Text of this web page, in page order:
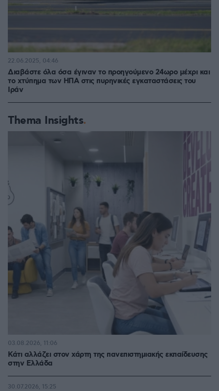
Διαβάστε όλα όσα έγιναν το προηγούμενο 24ωρο μέχρι και
το χτύπημα των ΗΠΑ στις πυρηνικές εγκαταστάσεις του
Ιράν
22.06.2025, 04:46
Thema Insights
Κάτι αλλάζει στον χάρτη της πανεπιστημιακής εκπαίδευσης
στην Ελλάδα
03.08.2026, 11:06
30.07.2026, 15:25